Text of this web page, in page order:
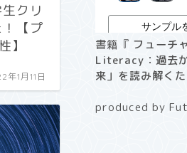
クリ
【プ
】
年1月11日
書籍『 フューチ
Literacy：過去
来」を読み解く
produced by